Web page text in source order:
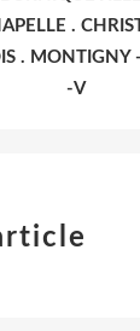
.
. MONTIGNY
-V